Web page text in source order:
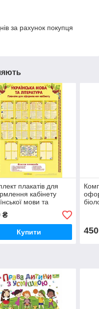
за рахунок покупця
плакатів для
кабінету
мови та
₴
Купити 450